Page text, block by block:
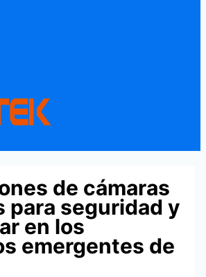
de cámaras
para seguridad y
en los
emergentes de